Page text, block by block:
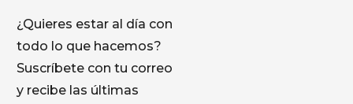
¿Quieres estar al día con
todo lo que hacemos?
Suscríbete con tu correo
y recibe las últimas